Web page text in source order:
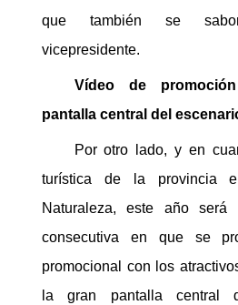
que también se
vicepresidente.
Vídeo de
pantalla central del
Por otro lado, y en
turística de la provincia
Naturaleza, este año será
consecutiva en que se
promocional con los
la gran pantalla central